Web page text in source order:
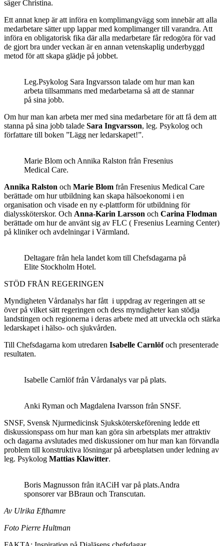
säger Christina.
Ett annat knep är att införa en komplimangvägg som innebär att alla
medarbetare sätter upp lappar med komplimanger till varandra. Att
införa en obligatorisk fika där alla medarbetare får redogöra för vad
de gjort bra under veckan är en annan vetenskaplig underbyggd
metod för att skapa glädje på jobbet.
Leg.Psykolog Sara Ingvarsson talade om hur man kan
arbeta tillsammans med medarbetarna så att de stannar
på sina jobb.
Om hur man kan arbeta mer med sina medarbetare för att få dem att
stanna på sina jobb talade Sara Ingvarsson, leg. Psykolog och
författare till boken ”Lägg ner ledarskapet!”.
Marie Blom och Annika Ralston från Fresenius
Medical Care.
Annika Ralston och Marie Blom från Fresenius Medical Care
berättade om hur utbildning kan skapa hälsoekonomi i en
organisation och visade en ny e-plattform för utbildning för
dialyssköterskor. Och Anna-Karin Larsson och Carina Flodman
berättade om hur de använt sig av FLC ( Fresenius Learning Center)
på kliniker och avdelningar i Värmland.
Deltagare från hela landet kom till Chefsdagarna på
Elite Stockholm Hotel.
STÖD FRÅN REGERINGEN
Myndigheten Vårdanalys har fått i uppdrag av regeringen att se
över på vilket sätt regeringen och dess myndigheter kan stödja
landstingen och regionerna i deras arbete med att utveckla och stärka
ledarskapet i hälso- och sjukvården.
Till Chefsdagarna kom utredaren Isabelle Carnlöfoch presenterade
resultaten.
Isabelle Carnlöf från Vårdanalys var på plats.
Anki Ryman och Magdalena Ivarsson från SNSF.
SNSF, Svensk Njurmedicinsk Sjuksköterskeförening ledde ett
diskussionspass om hur man kan göra sin arbetsplats mer attraktiv
och dagarna avslutades med diskussioner om hur man kan förvandla
problem till konstruktiva lösningar på arbetsplatsen under ledning av
leg. Psykolog Mattias Klawitter.
Boris Magnusson från itACiH var på plats.Andra
sponsorer var BBraun och Transcutan.
Av Ulrika Efthamre
Foto Pierre Hultman